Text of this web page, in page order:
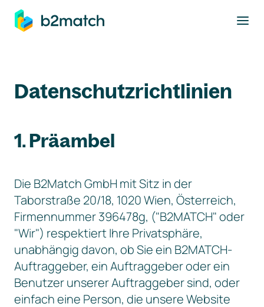
springen
Datenschutzrichtlinien
1. Präambel
Die B2Match GmbH mit Sitz in der
Taborstraße 20/18, 1020 Wien, Österreich,
Firmennummer 396478g, ("B2MATCH" oder
"Wir") respektiert Ihre Privatsphäre,
unabhängig davon, ob Sie ein B2MATCH-
Auftraggeber, ein Auftraggeber oder ein
Benutzer unserer Auftraggeber sind, oder
einfach eine Person, die unsere Website